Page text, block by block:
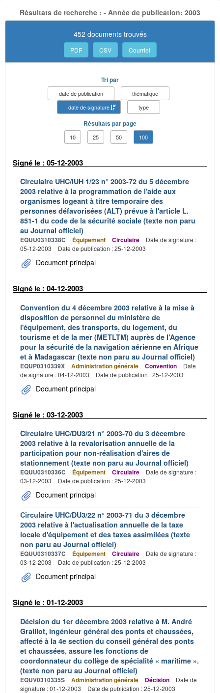
Résultats de recherche : - Année de publication: 2003
452 documents trouvés
PDF CSV Courriel
Tri par
date de publication
thématique
date de signature
type
Résultats par page
10 25 50 100
Signé le : 05-12-2003
Circulaire UHC/IUH 1/23 n° 2003-72 du 5 décembre
2003 relative à la programmation de l'aide aux
organismes logeant à titre temporaire des
personnes défavorisées (ALT) prévue à l'article L.
851-1 du code de la sécurité sociale (texte non paru
au Journal officiel)
EQUU0310338C Équipement Circulaire
Date de signature :
05-12-2003
Date de publication : 25-12-2003
Document principal
Signé le : 04-12-2003
Convention du 4 décembre 2003 relative à la mise à
disposition de personnel du ministère de
l'équipement, des transports, du logement, du
tourisme et de la mer (METLTM) auprès de l'Agence
pour la sécurité de la navigation aérienne en Afrique
et à Madagascar (texte non paru au Journal officiel)
EQUP0310339X Administration générale Convention
Date
de signature : 04-12-2003
Date de publication : 25-12-2003
Document principal
Signé le : 03-12-2003
Circulaire UHC/DU3/21 n° 2003-70 du 3 décembre
2003 relative à la revalorisation annuelle de la
participation pour non-réalisation d'aires de
stationnement (texte non paru au Journal officiel)
EQUU0310336C Équipement Circulaire
Date de signature :
03-12-2003
Date de publication : 25-12-2003
Document principal
Circulaire UHC/DU3/22 n° 2003-71 du 3 décembre
2003 relative à l'actualisation annuelle de la taxe
locale d'équipement et des taxes assimilées (texte
non paru au Journal officiel)
EQUU0310337C Équipement Circulaire
Date de signature :
03-12-2003
Date de publication : 25-12-2003
Document principal
Signé le : 01-12-2003
Décision du 1er décembre 2003 relative à M. André
Graillot, ingénieur général des ponts et chaussées,
affecté à la 4e section du conseil général des ponts
et chaussées, assure les fonctions de
coordonnateur du collège de spécialité « maritime ».
(texte non paru au Journal officiel)
EQUV0310335S Administration générale Décision
Date de
signature : 01-12-2003
Date de publication : 25-12-2003